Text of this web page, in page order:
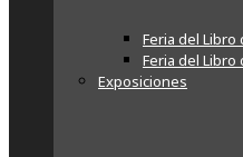
Feria del Libro
Feria del Libro
Exposiciones